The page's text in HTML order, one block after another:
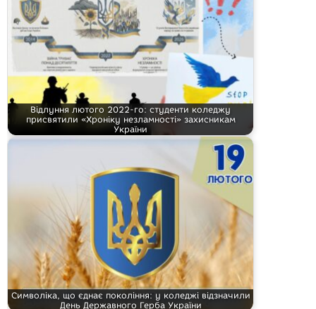
Відлуння лютого 2022-го: студенти коледжу
присвятили «Хроніку незламності» захисникам
України
Символіка, що єднає покоління: у коледжі відзначили
День Державного Герба України